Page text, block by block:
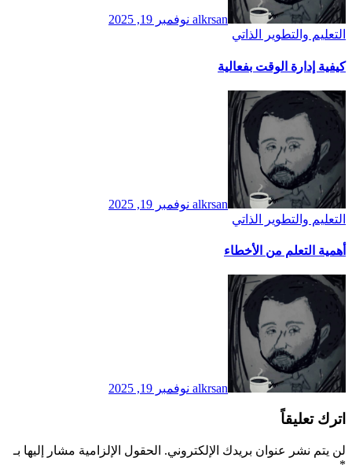
alkrsan نوفمبر 19, 2025
التعليم والتطوير الذاتي
كيفية إدارة الوقت بفعالية
alkrsan نوفمبر 19, 2025
التعليم والتطوير الذاتي
أهمية التعلم من الأخطاء
alkrsan نوفمبر 19, 2025
اترك تعليقاً
لن يتم نشر عنوان بريدك الإلكتروني. الحقول الإلزامية مشار إليها بـ
*